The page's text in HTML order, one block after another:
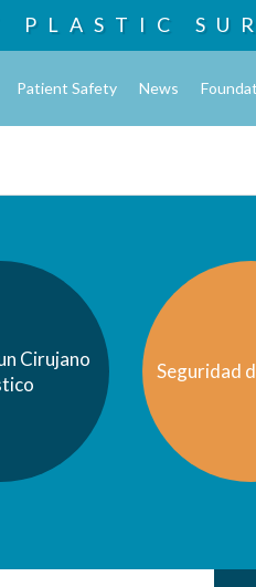
PLASTIC
Patient Safety News
Cirujano
Seguridad